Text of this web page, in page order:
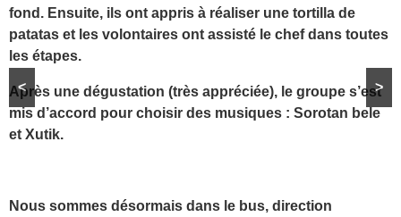
fond. Ensuite, ils ont appris à réaliser une tortilla de
patatas et les volontaires ont assisté le chef dans toutes
les étapes.
< >
Après une dégustation (très appréciée), le groupe s’est
mis d’accord pour choisir des musiques : Sorotan bele
et Xutik.
Nous sommes désormais dans le bus, direction